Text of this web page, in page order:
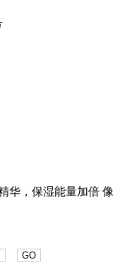
华，保湿能量加倍
GO